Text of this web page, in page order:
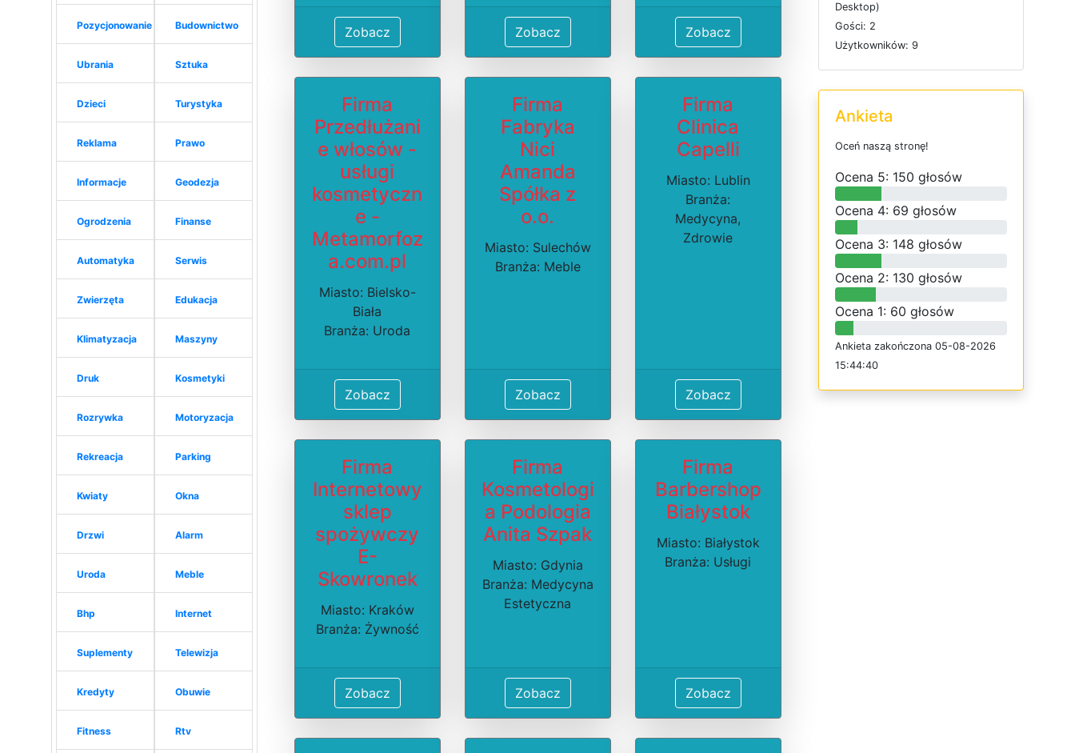
Pozycjonowanie
Ubrania
Dzieci
Reklama
Informacje
Ogrodzenia
Automatyka
Zwierzęta
Klimatyzacja
Druk
Rozrywka
Rekreacja
Kwiaty
Drzwi
Uroda
Bhp
Suplementy
Kredyty
Fitness
Budownictwo
Sztuka
Turystyka
Prawo
Geodezja
Finanse
Serwis
Edukacja
Maszyny
Kosmetyki
Motoryzacja
Parking
Okna
Alarm
Meble
Internet
Telewizja
Obuwie
Rtv
Zobacz Zobacz Zobacz
Firma
Przedłużani
e włosów -
usługi
kosmetyczn
e -
Metamorfoz
a.com.pl
Miasto: Bielsko-
Biała
Branża: Uroda
Zobacz
Firma
Fabryka
Nici
Amanda
Spółka z
o.o.
Miasto: Sulechów
Branża: Meble
Zobacz
Firma
Clinica
Capelli
Miasto: Lublin
Branża:
Medycyna,
Zdrowie
Zobacz
Firma
Internetowy
sklep
spożywczy
E-
Skowronek
Miasto: Kraków
Branża: Żywność
Zobacz
Firma
Kosmetologi
a Podologia
Anita Szpak
Miasto: Gdynia
Branża: Medycyna
Estetyczna
Zobacz
Firma
Barbershop
Białystok
Miasto: Białystok
Branża: Usługi
Zobacz
Desktop)
Gości: 2
Użytkowników: 9
Ankieta
Oceń naszą stronę!
Ocena 5: 150 głosów
Ocena 4: 69 głosów
Ocena 3: 148 głosów
Ocena 2: 130 głosów
Ocena 1: 60 głosów
Ankieta zakończona 05-08-2026
15:44:40